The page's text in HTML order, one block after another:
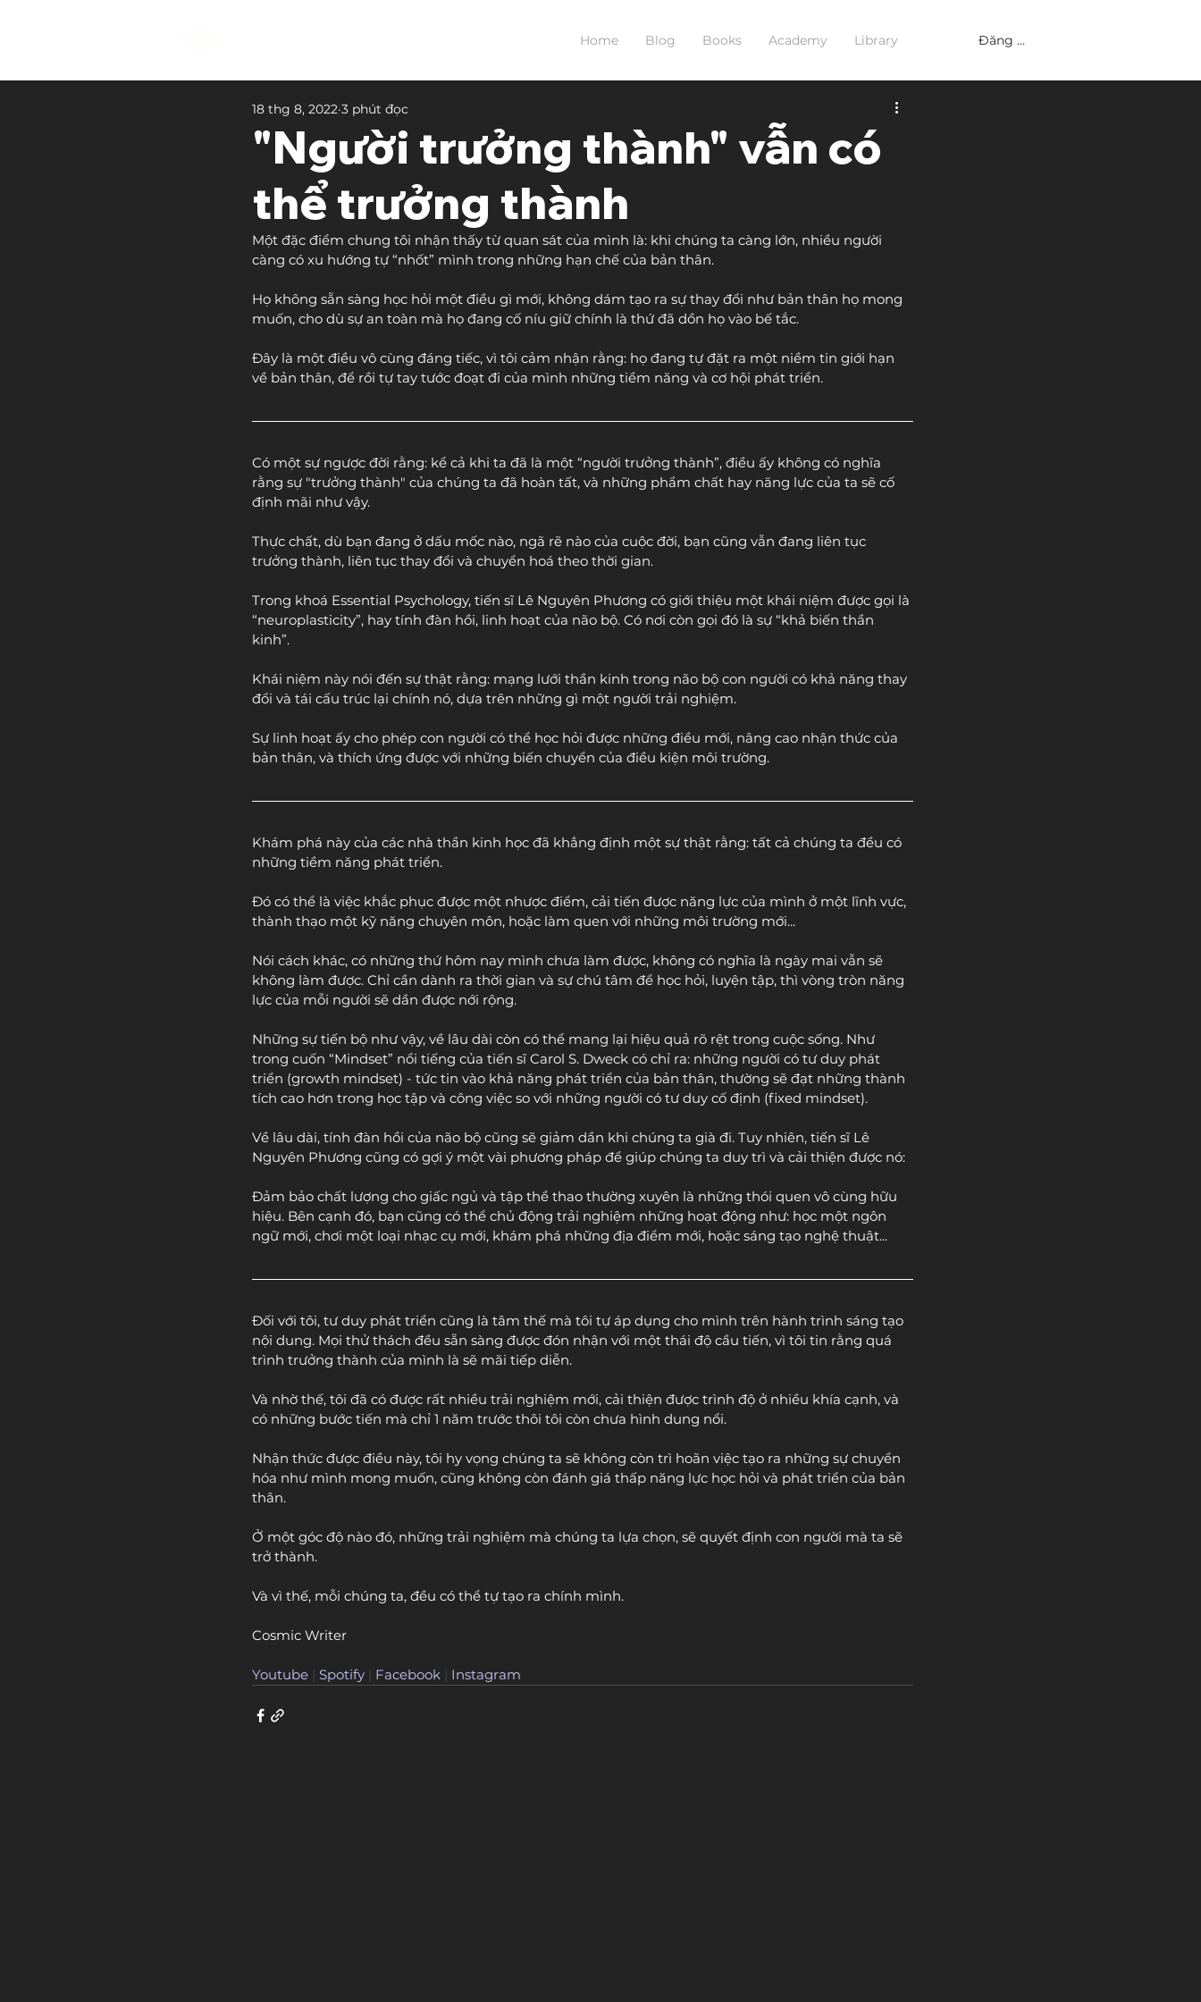
Home Blog Books Academy Library Đăng nhập
"Người trưởng thành" vẫn có
thể trưởng thành
18 thg 8, 2022 3 phút đọc
Một đặc điểm chung tôi nhận thấy từ quan sát của mình là: khi chúng ta càng lớn, nhiều người
càng có xu hướng tự “nhốt” mình trong những hạn chế của bản thân.
Họ không sẵn sàng học hỏi một điều gì mới, không dám tạo ra sự thay đổi như bản thân họ mong
muốn, cho dù sự an toàn mà họ đang cố níu giữ chính là thứ đã dồn họ vào bế tắc.
Đây là một điều vô cùng đáng tiếc, vì tôi cảm nhận rằng: họ đang tự đặt ra một niềm tin giới hạn
về bản thân, để rồi tự tay tước đoạt đi của mình những tiềm năng và cơ hội phát triển.
Có một sự ngược đời rằng: kể cả khi ta đã là một “người trưởng thành”, điều ấy không có nghĩa
rằng sự "trưởng thành" của chúng ta đã hoàn tất, và những phẩm chất hay năng lực của ta sẽ cố
định mãi như vậy.
Thực chất, dù bạn đang ở dấu mốc nào, ngã rẽ nào của cuộc đời, bạn cũng vẫn đang liên tục
trưởng thành, liên tục thay đổi và chuyển hoá theo thời gian.
Trong khoá Essential Psychology, tiến sĩ Lê Nguyên Phương có giới thiệu một khái niệm được gọi là
“neuroplasticity”, hay tính đàn hồi, linh hoạt của não bộ. Có nơi còn gọi đó là sự “khả biến thần
kinh”.
Khái niệm này nói đến sự thật rằng: mạng lưới thần kinh trong não bộ con người có khả năng thay
đổi và tái cấu trúc lại chính nó, dựa trên những gì một người trải nghiệm.
Sự linh hoạt ấy cho phép con người có thể học hỏi được những điều mới, nâng cao nhận thức của
bản thân, và thích ứng được với những biến chuyển của điều kiện môi trường.
Khám phá này của các nhà thần kinh học đã khẳng định một sự thật rằng: tất cả chúng ta đều có
những tiềm năng phát triển.
Đó có thể là việc khắc phục được một nhược điểm, cải tiến được năng lực của mình ở một lĩnh vực,
thành thạo một kỹ năng chuyên môn, hoặc làm quen với những môi trường mới...
Nói cách khác, có những thứ hôm nay mình chưa làm được, không có nghĩa là ngày mai vẫn sẽ
không làm được. Chỉ cần dành ra thời gian và sự chú tâm để học hỏi, luyện tập, thì vòng tròn năng
lực của mỗi người sẽ dần được nới rộng.
Những sự tiến bộ như vậy, về lâu dài còn có thể mang lại hiệu quả rõ rệt trong cuộc sống. Như
trong cuốn “Mindset” nổi tiếng của tiến sĩ Carol S. Dweck có chỉ ra: những người có tư duy phát
triển (growth mindset) - tức tin vào khả năng phát triển của bản thân, thường sẽ đạt những thành
tích cao hơn trong học tập và công việc so với những người có tư duy cố định (fixed mindset).
Về lâu dài, tính đàn hồi của não bộ cũng sẽ giảm dần khi chúng ta già đi. Tuy nhiên, tiến sĩ Lê
Nguyên Phương cũng có gợi ý một vài phương pháp để giúp chúng ta duy trì và cải thiện được nó:
Đảm bảo chất lượng cho giấc ngủ và tập thể thao thường xuyên là những thói quen vô cùng hữu
hiệu. Bên cạnh đó, bạn cũng có thể chủ động trải nghiệm những hoạt động như: học một ngôn
ngữ mới, chơi một loại nhạc cụ mới, khám phá những địa điểm mới, hoặc sáng tạo nghệ thuật...
Đối với tôi, tư duy phát triển cũng là tâm thế mà tôi tự áp dụng cho mình trên hành trình sáng tạo
nội dung. Mọi thử thách đều sẵn sàng được đón nhận với một thái độ cầu tiến, vì tôi tin rằng quá
trình trưởng thành của mình là sẽ mãi tiếp diễn.
Và nhờ thế, tôi đã có được rất nhiều trải nghiệm mới, cải thiện được trình độ ở nhiều khía cạnh, và
có những bước tiến mà chỉ 1 năm trước thôi tôi còn chưa hình dung nổi.
Nhận thức được điều này, tôi hy vọng chúng ta sẽ không còn trì hoãn việc tạo ra những sự chuyển
hóa như mình mong muốn, cũng không còn đánh giá thấp năng lực học hỏi và phát triển của bản
thân.
Ở một góc độ nào đó, những trải nghiệm mà chúng ta lựa chọn, sẽ quyết định con người mà ta sẽ
trở thành.
Và vì thế, mỗi chúng ta, đều có thể tự tạo ra chính mình.
Cosmic Writer
Youtube | Spotify | Facebook | Instagram